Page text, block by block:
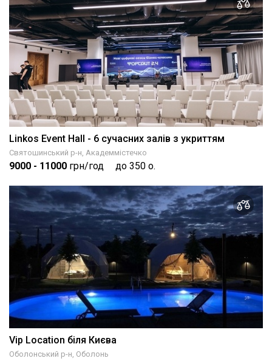
Linkos Event Hall - 6 сучасних залів з укриттям
Святошинський р-н, Академмістечко
9000 - 11000 грн/год до 350 о.
Vip Location біля Києва
Оболонський р-н, Оболонь